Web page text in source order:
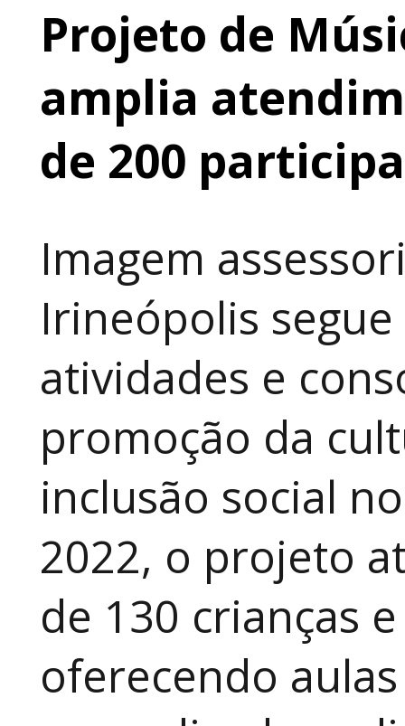
Projeto de
amplia
de 200
Imagem
Irineópolis
atividades e
promoção da
inclusão social
2022, o projeto
de 130 crianças
oferecendo